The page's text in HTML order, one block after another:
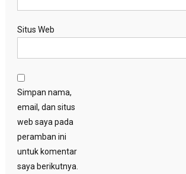
Situs Web
Simpan nama,
email, dan situs
web saya pada
peramban ini
untuk komentar
saya berikutnya.